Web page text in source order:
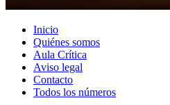
Inicio
Quiénes somos
Aula Crítica
Aviso legal
Contacto
Todos los números